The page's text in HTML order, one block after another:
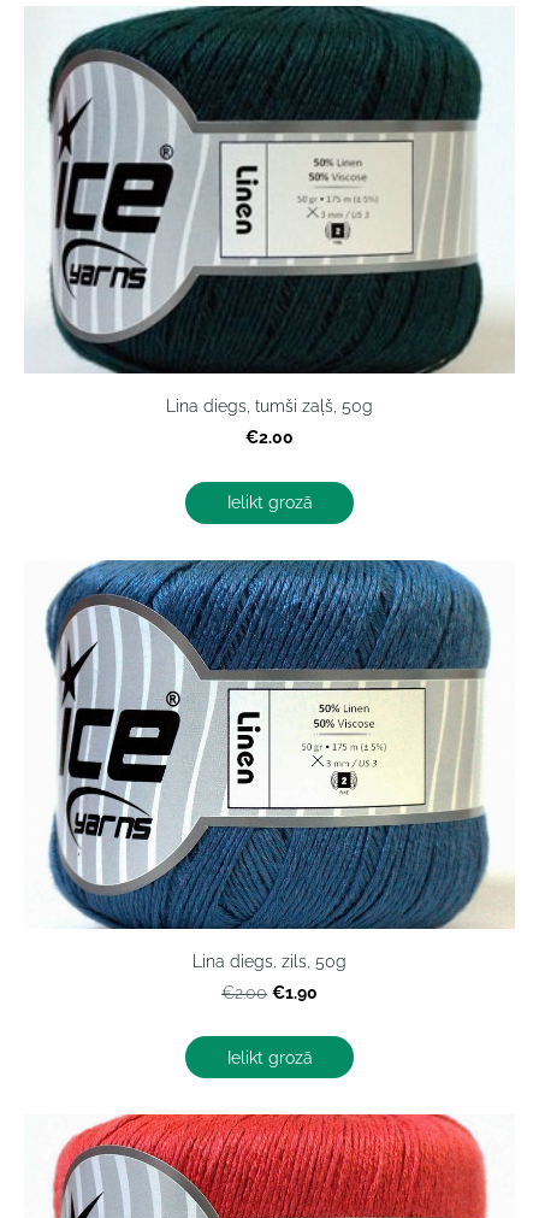
Lina diegs, tumši zaļš, 50g
€2.00
Ielikt grozā
Lina diegs, zils, 50g
€2.00 €1.90
Ielikt grozā